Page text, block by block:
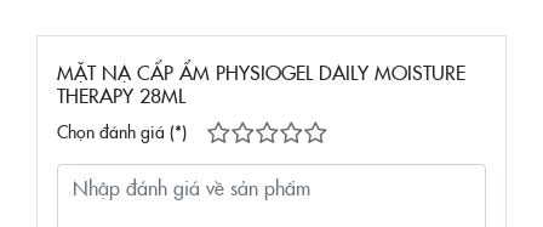
MẶT NẠ CẤP ẨM PHYSIOGEL DAILY MOISTURE
THERAPY 28ML
Chọn đánh giá (*)